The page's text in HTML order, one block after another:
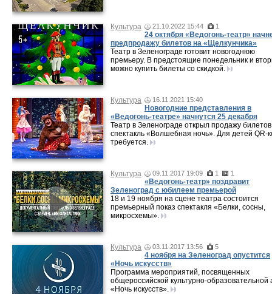
Культура 21.10.2022 15:44 1
24 октября «Ведогонь-театр»
предпродажу билетов на «Щелкунчика»
Театр в Зеленограде готовит новогоднюю
премьеру. В предстоящие понедельник и
можно купить билеты со скидкой.
Культура 16.11.2021 15:40
Новогодние представления в
«Ведогонь-театре» начнутся 25 декабря
Театр в Зеленограде открыл продажу
спектакль «Волшебная ночь». Для детей QR-
требуется.
Культура 09.11.2017 19:09 1 1
«Ведогонь-театр» поздравит
Зеленоград с юбилеем премьерой
18 и 19 ноября на сцене театра состоится
премьерный показ спектакля «Белки, сосны,
микросхемы».
Культура 03.11.2017 13:56 5
4 ноября на Зеленоград опустится
«Ночь искусств»
Программа мероприятий, посвященных
общероссийской культурно-образовательной
«Ночь искусств».